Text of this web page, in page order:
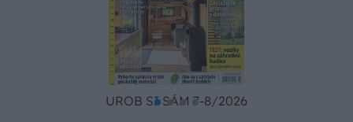
UROB SI SÁM 7-8/2026